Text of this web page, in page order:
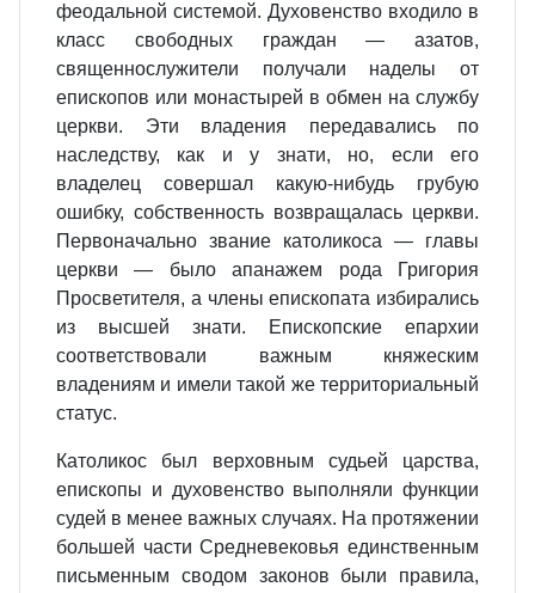
феодальной системой. Духовенство входило в
класс свободных граждан — азатов,
священнослужители получали наделы от
епископов или монастырей в обмен на службу
церкви. Эти владения передавались по
наследству, как и у знати, но, если его
владелец совершал какую-нибудь грубую
ошибку, собственность возвращалась церкви.
Первоначально звание католикоса — главы
церкви — было апанажем рода Григория
Просветителя, а члены епископата избирались
из высшей знати. Епископские епархии
соответствовали важным княжеским
владениям и имели такой же территориальный
статус.
Католикос был верховным судьей царства,
епископы и духовенство выполняли функции
судей в менее важных случаях. На протяжении
большей части Средневековья единственным
письменным сводом законов были правила,